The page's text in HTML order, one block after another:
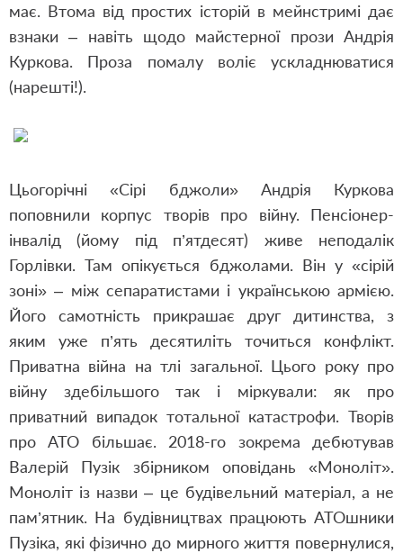
має. Втома від простих історій в мейнстримі дає
взнаки – навіть щодо майстерної прози Андрія
Куркова. Проза помалу воліє ускладнюватися
(нарешті!).
Цьогорічні «Сірі бджоли» Андрія Куркова
поповнили корпус творів про війну. Пенсіонер-
інвалід (йому під п’ятдесят) живе неподалік
Горлівки. Там опікується бджолами. Він у «сірій
зоні» – між сепаратистами і українською армією.
Його самотність прикрашає друг дитинства, з
яким уже п’ять десятиліть точиться конфлікт.
Приватна війна на тлі загальної. Цього року про
війну здебільшого так і міркували: як про
приватний випадок тотальної катастрофи. Творів
про АТО більшає. 2018-го зокрема дебютував
Валерій Пузік збірником оповідань «Моноліт».
Моноліт із назви – це будівельний матеріал, а не
пам’ятник. На будівництвах працюють АТОшники
Пузіка, які фізично до мирного життя повернулися,